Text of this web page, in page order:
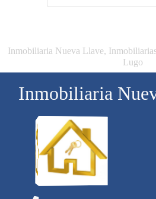
Inmobiliaria Nueva Llave,
Lugo
Inmobiliaria